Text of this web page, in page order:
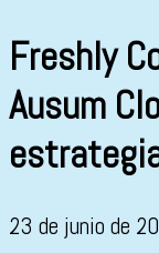
Freshly
Ausum
23 de junio de